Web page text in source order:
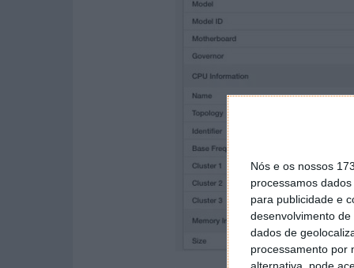
Nós e os nossos
processamos
para publicidade e
desenvolvimento de
dados de
processamento por